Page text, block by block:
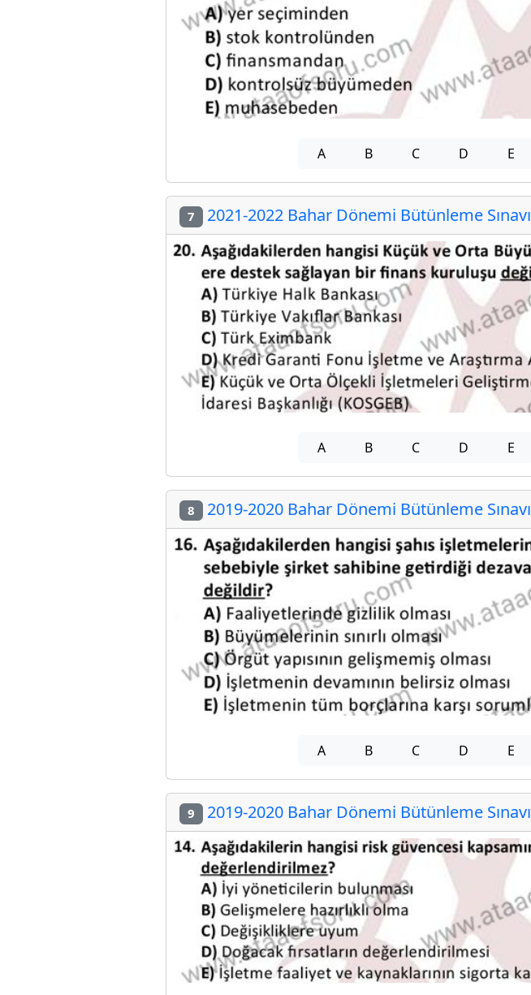
A B C D E
7 2021-2022 Bahar Dönemi Bütünleme Sınavı
A B C D E
8 2019-2020 Bahar Dönemi Bütünleme Sınavı
A B C D E
9 2019-2020 Bahar Dönemi Bütünleme Sınavı